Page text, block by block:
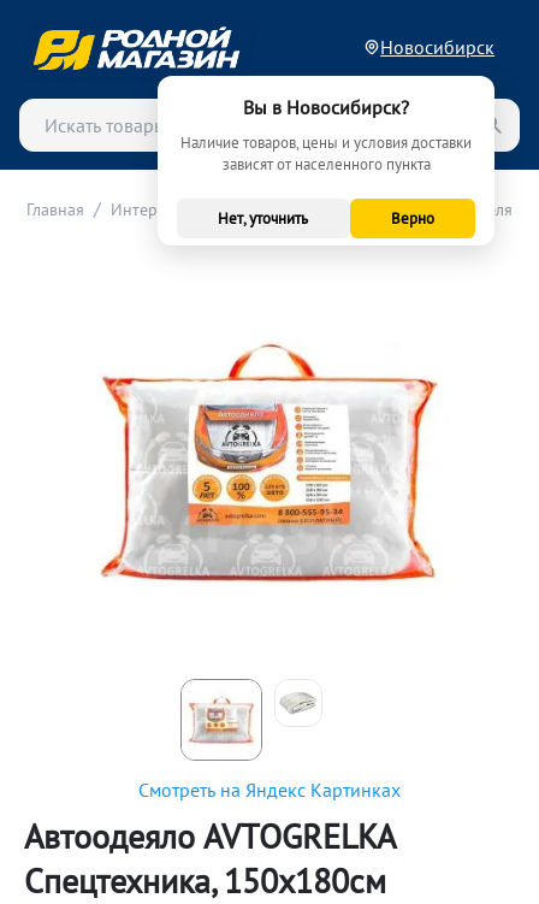
Новосибирск
Вы в Новосибирск?
Наличие товаров, цены и условия доставки
зависят от населенного пункта
Нет, уточнить Верно
Главная / Интерьер и автоаксессуары Утеплители двигателя
Смотреть на Яндекс Картинках
Автоодеяло AVTOGRELKA
Спецтехника, 150х180см